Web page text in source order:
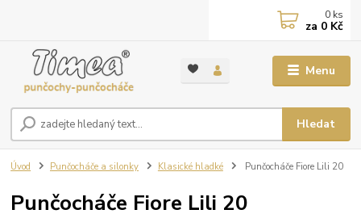
Menu
Hledat
0 ks
za 0 Kč
Úvod Punčocháče a silonky Klasické hladké Punčocháče Fiore Lili 20
Punčocháče Fiore Lili 20